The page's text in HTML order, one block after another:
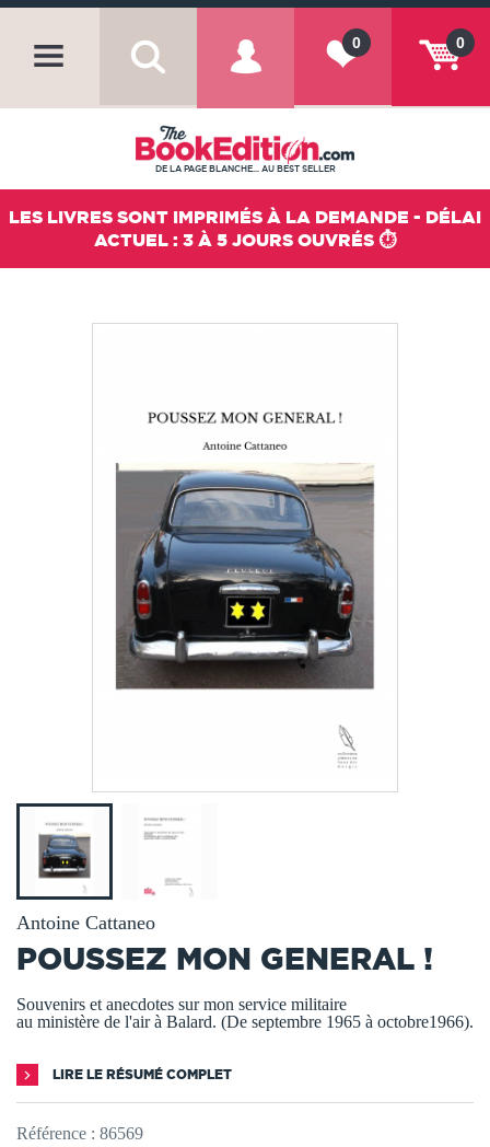
0
0
DE LA PAGE BLANCHE... AU BEST SELLER
LES LIVRES SONT IMPRIMÉS À LA DEMANDE - DÉLAI
ACTUEL : 3 À 5 JOURS OUVRÉS ⏱️
Antoine Cattaneo
POUSSEZ MON GENERAL !
Souvenirs et anecdotes sur mon service militaire
au ministère de l'air à Balard. (De septembre 1965 à octobre1966).
LIRE LE RÉSUMÉ COMPLET
Référence : 86569